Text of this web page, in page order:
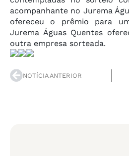
acompanhante no Jurema
ofereceu o prêmio para
Jurema Águas Quentes
outra empresa sorteada.
NOTÍCIA ANTERIOR